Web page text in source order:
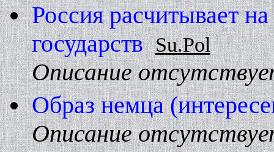
Россия расчитывает
государств Su.Pol
Описание
Образ немца
Описание